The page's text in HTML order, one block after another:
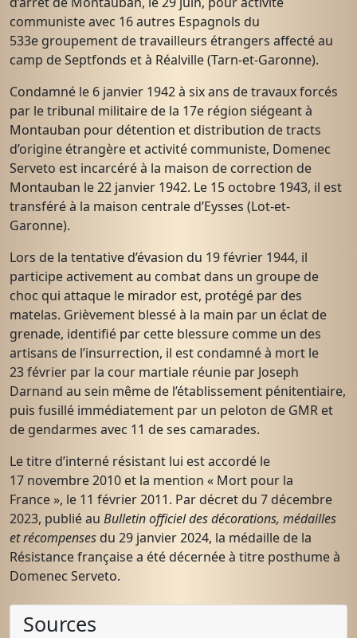
communiste avec 16 autres Espagnols du
533e groupement de travailleurs étrangers affecté au
camp de Septfonds et à Réalville (Tarn-et-Garonne).
Condamné le 6 janvier 1942 à six ans de travaux forcés
par le tribunal militaire de la 17e région siégeant à
Montauban pour détention et distribution de tracts
d’origine étrangère et activité communiste, Domenec
Serveto est incarcéré à la maison de correction de
Montauban le 22 janvier 1942. Le 15 octobre 1943, il est
transféré à la maison centrale d’Eysses (Lot-et-
Garonne).
Lors de la tentative d’évasion du 19 février 1944, il
participe activement au combat dans un groupe de
choc qui attaque le mirador est, protégé par des
matelas. Grièvement blessé à la main par un éclat de
grenade, identifié par cette blessure comme un des
artisans de l’insurrection, il est condamné à mort le
23 février par la cour martiale réunie par Joseph
Darnand au sein même de l’établissement pénitentiaire,
puis fusillé immédiatement par un peloton de GMR et
de gendarmes avec 11 de ses camarades.
Le titre d’interné résistant lui est accordé le
17 novembre 2010 et la mention « Mort pour la
France », le 11 février 2011. Par décret du 7 décembre
2023, publié au Bulletin officiel des décorations, médailles
et récompenses du 29 janvier 2024, la médaille de la
Résistance française a été décernée à titre posthume à
Domenec Serveto.
Sources